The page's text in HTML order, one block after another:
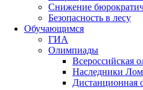
Снижение
Безопасность в лесу
Обучающимся
ГИА
Олимпиады
Всероссийская
Наследники